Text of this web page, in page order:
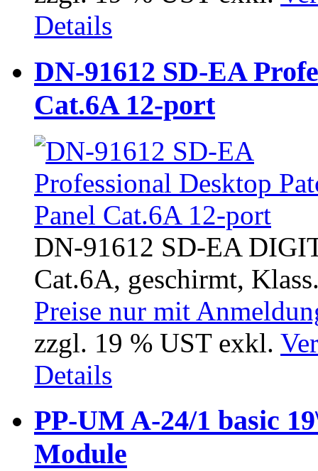
Details
DN-91612 SD-EA
Cat.6A 12-port
DN-91612 SD-EA
Cat.6A, geschirmt,
Preise nur mit
zzgl. 19 % UST exkl.
Details
PP-UM A-24/1 basic
Module